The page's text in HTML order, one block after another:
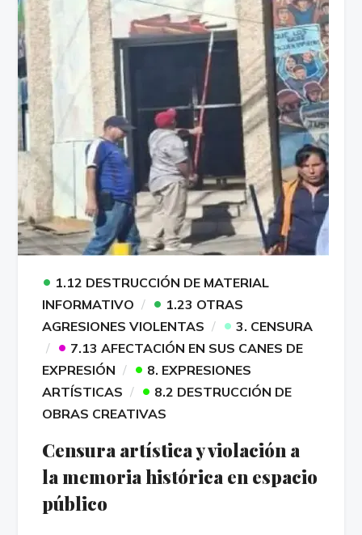
• 1.12 DESTRUCCIÓN DE MATERIAL
INFORMATIVO
• 1.23 OTRAS
AGRESIONES VIOLENTAS
• 3. CENSURA
• 7.13 AFECTACIÓN EN SUS CANES DE
EXPRESIÓN
• 8. EXPRESIONES
ARTÍSTICAS
• 8.2 DESTRUCCIÓN DE
OBRAS CREATIVAS
Censura artística y violación a
la memoria histórica en espacio
público